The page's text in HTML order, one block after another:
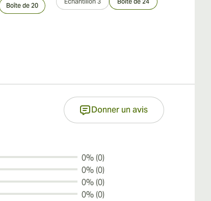
Boîte de 20
Donner un avis
0% (0)
0% (0)
0% (0)
0% (0)